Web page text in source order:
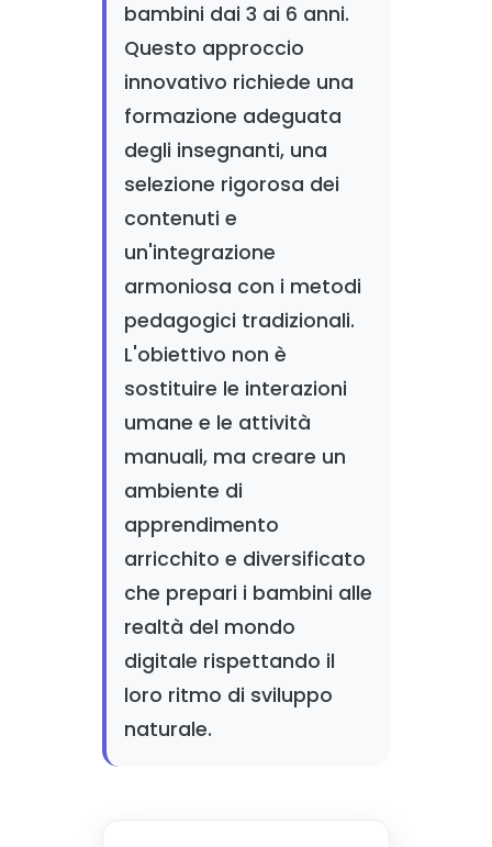
bambini dai 3 ai 6 anni.
Questo approccio
innovativo richiede una
formazione adeguata
degli insegnanti, una
selezione rigorosa dei
contenuti e
un'integrazione
armoniosa con i metodi
pedagogici tradizionali.
L'obiettivo non è
sostituire le interazioni
umane e le attività
manuali, ma creare un
ambiente di
apprendimento
arricchito e diversificato
che prepari i bambini alle
realtà del mondo
digitale rispettando il
loro ritmo di sviluppo
naturale.